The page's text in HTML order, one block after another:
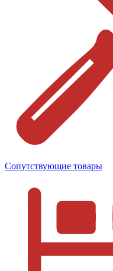
Сопутствующие товары